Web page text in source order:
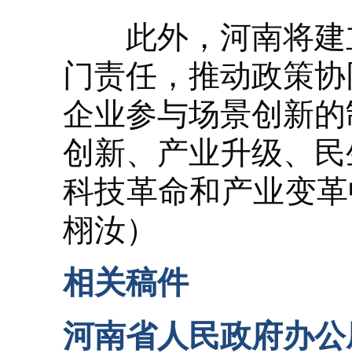
此外，河南将建
门责任，推动政策
企业参与场景创新
创新、产业升级、
科技革命和产业变
栩汝）
相关稿件
河南省人民政府办